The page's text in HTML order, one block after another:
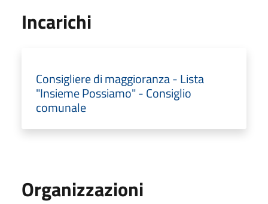
Incarichi
Consigliere di maggioranza - Lista
"Insieme Possiamo" - Consiglio
comunale
Organizzazioni